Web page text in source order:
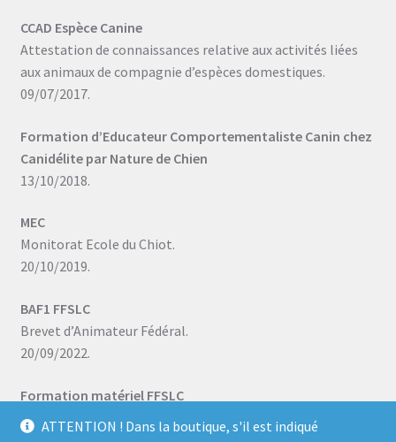
ATTENTION ! Dans la boutique, s'il est indiqué
CCAD Espèce Canine
Attestation de connaissances relative aux activités liées
aux animaux de compagnie d’espèces domestiques.
09/07/2017.
Formation d’Educateur Comportementaliste Canin chez
Canidélite par Nature de Chien
13/10/2018.
MEC
Monitorat Ecole du Chiot.
20/10/2019.
BAF1 FFSLC
Brevet d’Animateur Fédéral.
20/09/2022.
Formation matériel FFSLC
08/07/2023.